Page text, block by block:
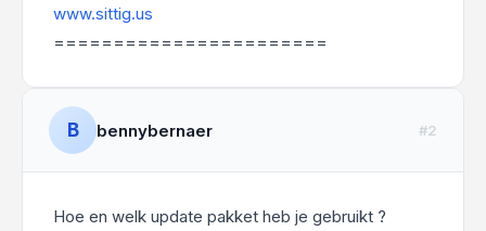
www.sittig.us
=======================
B bennybernaer #2
Hoe en welk update pakket heb je gebruikt ?